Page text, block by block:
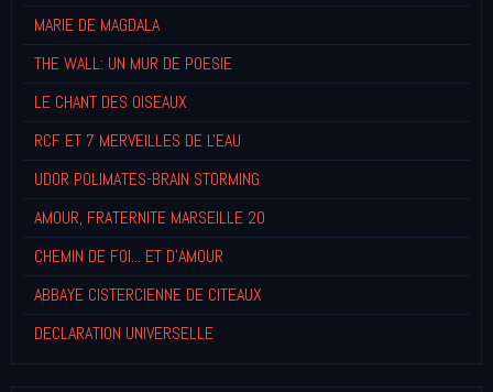
MARIE DE MAGDALA
THE WALL: UN MUR DE POESIE
LE CHANT DES OISEAUX
RCF ET 7 MERVEILLES DE L'EAU
UDOR POLIMATES-BRAIN STORMING
AMOUR, FRATERNITE MARSEILLE 20
CHEMIN DE FOI... ET D'AMOUR
ABBAYE CISTERCIENNE DE CITEAUX
DECLARATION UNIVERSELLE